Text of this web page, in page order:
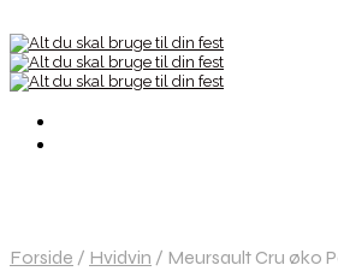
Forside / Hvidvin / Meursault Cru øko